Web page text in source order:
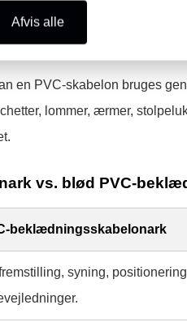
Gennemsigtigheden
under skabelonen.
en PVC-skabelon bruges
lommer, ærmer,
vs. blød PVC-
beklædningsskabelonark
syning,
Afvis alle